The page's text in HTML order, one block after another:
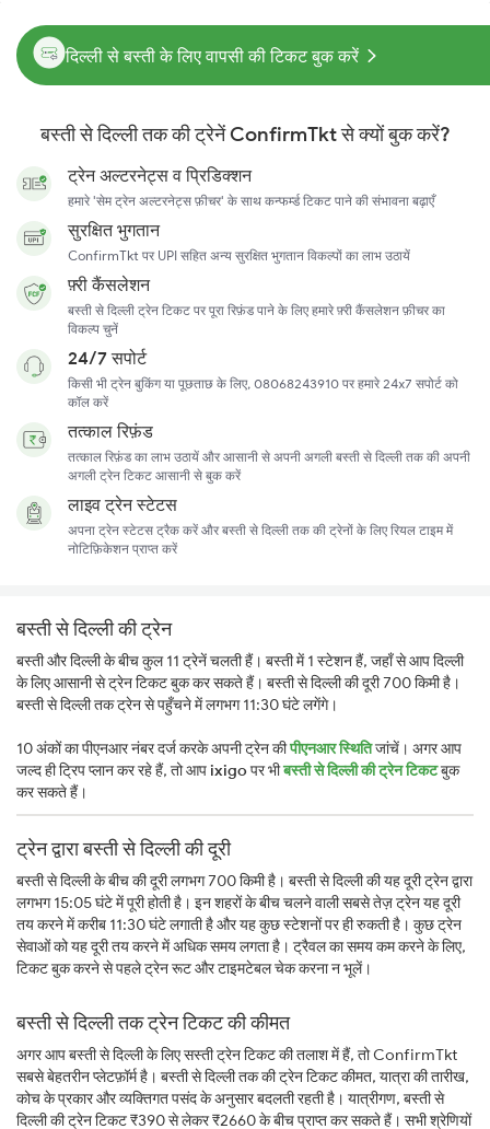
दिल्ली से बस्ती के लिए वापसी की टिकट बुक करें
बस्ती से दिल्ली तक की ट्रेनें ConfirmTkt से क्यों बुक करें?
ट्रेन अल्टरनेट्स व प्रिडिक्शन
हमारे 'सेम ट्रेन अल्टरनेट्स फ़ीचर' के साथ कन्फर्म्ड टिकट पाने की संभावना बढ़ाएँ
सुरक्षित भुगतान
ConfirmTkt पर UPI सहित अन्य सुरक्षित भुगतान विकल्पों का लाभ उठायें
फ़्री कैंसलेशन
बस्ती से दिल्ली ट्रेन टिकट पर पूरा रिफ़ंड पाने के लिए हमारे फ़्री कैंसलेशन फ़ीचर का
विकल्प चुनें
24/7 सपोर्ट
किसी भी ट्रेन बुकिंग या पूछताछ के लिए, 08068243910 पर हमारे 24x7 सपोर्ट को
कॉल करें
तत्काल रिफ़ंड
तत्काल रिफ़ंड का लाभ उठायें और आसानी से अपनी अगली बस्ती से दिल्ली तक की अपनी
अगली ट्रेन टिकट आसानी से बुक करें
लाइव ट्रेन स्टेटस
अपना ट्रेन स्टेटस ट्रैक करें और बस्ती से दिल्ली तक की ट्रेनों के लिए रियल टाइम में
नोटिफ़िकेशन प्राप्त करें
बस्ती से दिल्ली की ट्रेन
बस्ती और दिल्ली के बीच कुल 11 ट्रेनें चलती हैं। बस्ती में 1 स्टेशन हैं, जहाँ से आप दिल्ली
के लिए आसानी से ट्रेन टिकट बुक कर सकते हैं। बस्ती से दिल्ली की दूरी 700 किमी है।
बस्ती से दिल्ली तक ट्रेन से पहुँचने में लगभग 11:30 घंटे लगेंगे।
10 अंकों का पीएनआर नंबर दर्ज करके अपनी ट्रेन कीपीएनआर स्थितिजांचें। अगर आप
जल्द ही ट्रिप प्लान कर रहे हैं, तो आपixigoपर भीबस्ती से दिल्ली की ट्रेन टिकटबुक
कर सकते हैं।
ट्रेन द्वारा बस्ती से दिल्ली की दूरी
बस्ती से दिल्ली के बीच की दूरी लगभग 700 किमी है। बस्ती से दिल्ली की यह दूरी ट्रेन द्वारा
लगभग 15:05 घंटे में पूरी होती है। इन शहरों के बीच चलने वाली सबसे तेज़ ट्रेन यह दूरी
तय करने में करीब 11:30 घंटे लगाती है और यह कुछ स्टेशनों पर ही रुकती है। कुछ ट्रेन
सेवाओं को यह दूरी तय करने में अधिक समय लगता है। ट्रैवल का समय कम करने के लिए,
टिकट बुक करने से पहले ट्रेन रूट और टाइमटेबल चेक करना न भूलें।
बस्ती से दिल्ली तक ट्रेन टिकट की कीमत
अगर आप बस्ती से दिल्ली के लिए सस्ती ट्रेन टिकट की तलाश में हैं, तो ConfirmTkt
सबसे बेहतरीन प्लेटफ़ॉर्म है। बस्ती से दिल्ली तक की ट्रेन टिकट कीमत, यात्रा की तारीख,
कोच के प्रकार और व्यक्तिगत पसंद के अनुसार बदलती रहती है। यात्रीगण, बस्ती से
दिल्ली की ट्रेन टिकट ₹390 से लेकर ₹2660 के बीच प्राप्त कर सकते हैं। सभी श्रेणियों